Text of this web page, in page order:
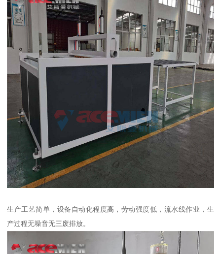
生产工艺简单，设备自动化程度高，劳动强度低，流水线作业，生
产过程无噪音无三废排放。